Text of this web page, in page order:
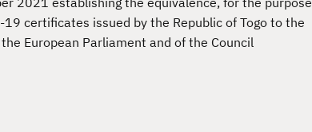
certificates issued by the Republic of Togo to the
European Parliament and of the Council